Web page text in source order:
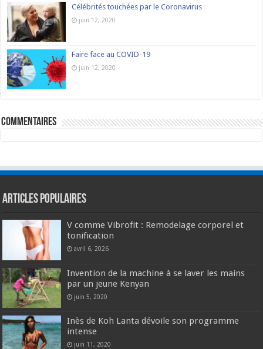
Célébrités touchées par le Coronavirus
juin 12, 2020
Faire face au COVID-19
juin 12, 2020
commentaires
Articles populaires
V comme Vibrofit : Remodelage corporel et
tonification
avril 6, 2026
Invention de la machine à se laver les mains
par un jeune Kenyan
juin 5, 2020
Inès de Koh Lanta dévoile son programme
intense
juin 11, 2020